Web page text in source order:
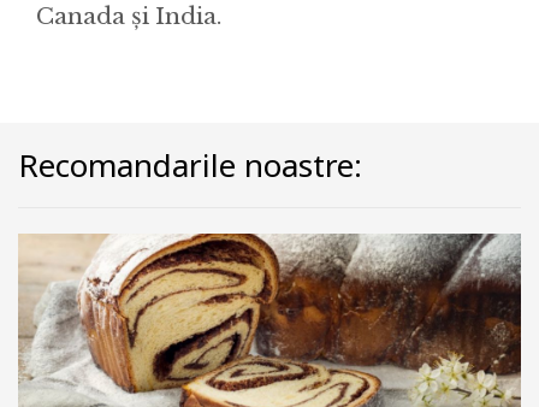
Canada și India.
Recomandarile noastre: